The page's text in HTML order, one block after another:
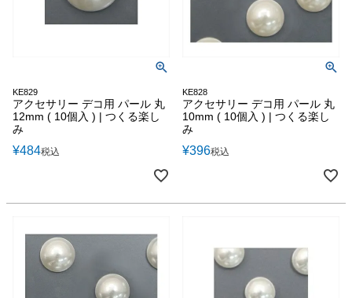
KE829
アクセサリー デコ用 パール 丸
12mm ( 10個入 ) | つくる楽し
み
¥484税込
KE828
アクセサリー デコ用 パール 丸
10mm ( 10個入 ) | つくる楽し
み
¥396税込